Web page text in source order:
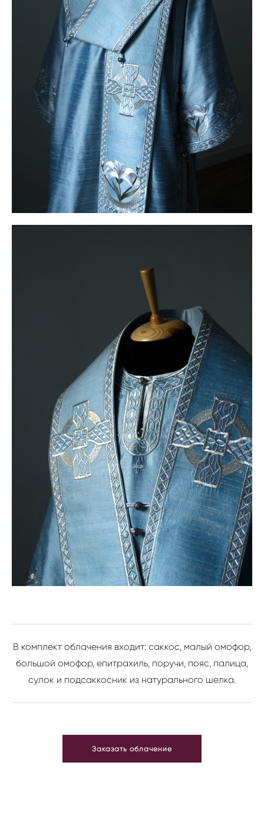
В комплект облачения входит: саккос, малый омофор,
большой омофор, епитрахиль, поручи, пояс, палица,
сулок и подсаккосник из натурального шелка.
Заказать облачение